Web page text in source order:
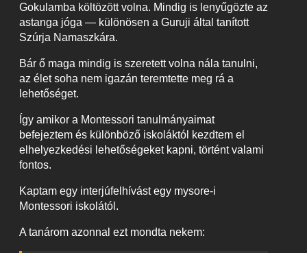
Gokulamba költözött volna. Mindig is lenyűgözte az
astanga jóga — különösen a Guruji által tanított
Szúrja Namaszkára.
Bár ő maga mindig is szeretett volna nála tanulni,
az élet soha nem igazán teremtette meg rá a
lehetőséget.
Így amikor a Montessori tanulmányaimat
befejeztem és különböző iskoláktól kezdtem el
elhelyezkedési lehetőségeket kapni, történt valami
fontos.
Kaptam egy interjúfelhívást egy mysore-i
Montessori iskolától.
A tanárom azonnal ezt mondta nekem: